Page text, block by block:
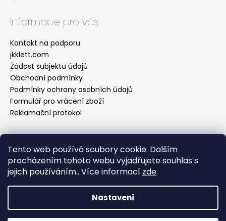
Tento web používá soubory cookie. Dalším
procházením tohoto webu vyjadřujete souhlas s
jejich používáním.. Více informací zde.
Nastavení
Informace pro vás
Kontakt na podporu
jkklett.com
Žádost subjektu údajů
Obchodní podmínky
Podmínky ochrany osobních údajů
Formulář pro vrácení zboží
Reklamační protokol
Facebook